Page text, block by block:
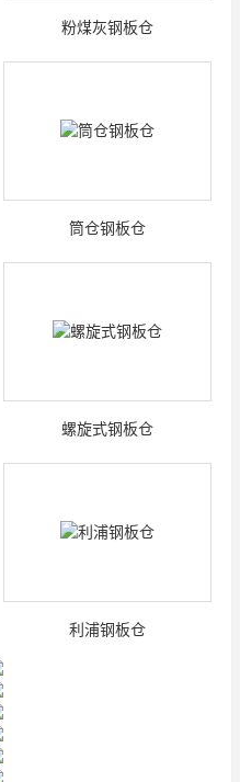
粉煤灰钢板仓
筒仓钢板仓
螺旋式钢板仓
利浦钢板仓